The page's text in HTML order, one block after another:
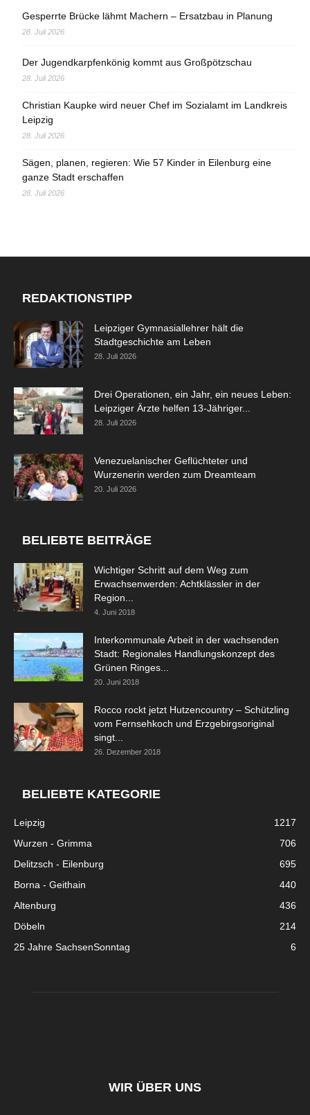
Gesperrte Brücke lähmt Machern – Ersatzbau in Planung
28. Juli 2026
Der Jugendkarpfenkönig kommt aus Großpötzschau
28. Juli 2026
Christian Kaupke wird neuer Chef im Sozialamt im Landkreis
Leipzig
28. Juli 2026
Sägen, planen, regieren: Wie 57 Kinder in Eilenburg eine
ganze Stadt erschaffen
28. Juli 2026
REDAKTIONSTIPP
Leipziger Gymnasiallehrer hält die
Stadtgeschichte am Leben
28. Juli 2026
Drei Operationen, ein Jahr, ein neues Leben:
Leipziger Ärzte helfen 13-Jähriger...
28. Juli 2026
Venezuelanischer Geflüchteter und
Wurzenerin werden zum Dreamteam
20. Juli 2026
BELIEBTE BEITRÄGE
Wichtiger Schritt auf dem Weg zum
Erwachsenwerden: Achtklässler in der
Region...
4. Juni 2018
Interkommunale Arbeit in der wachsenden
Stadt: Regionales Handlungskonzept des
Grünen Ringes...
20. Juni 2018
Rocco rockt jetzt Hutzencountry – Schützling
vom Fernsehkoch und Erzgebirgsoriginal
singt...
26. Dezember 2018
BELIEBTE KATEGORIE
Leipzig
1217
Wurzen - Grimma
706
Delitzsch - Eilenburg
695
Borna - Geithain
440
Altenburg
436
Döbeln
214
25 Jahre SachsenSonntag
6
WIR ÜBER UNS